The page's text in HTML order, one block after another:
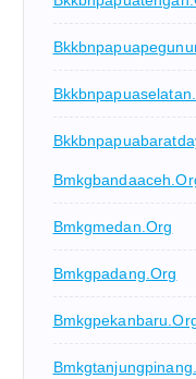
Bmkgmedan.org
Bmkgpadang.org